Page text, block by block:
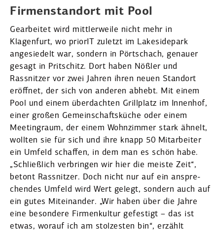
Firmen­standort mit Pool
Gearbeitet wird mittler­weile nicht mehr in
Klagenfurt, wo prior­IT zuletzt im Lakesi­depark
angesiedelt war, sondern in Pörtschach, genauer
gesagt in Prit­schitz. Dort haben Nößler und
Rassnitzer vor zwei Jahren ihren neuen Standort
eröffnet, der sich von anderen abhebt. Mit einem
Pool und einem überdachten Grill­platz im Innenhof,
einer großen Gemein­schafts­küche oder einem
Meetingraum, der einem Wohnzimmer stark ähnelt,
wollten sie für sich und ihre knapp 50 Mitar­beiter
ein Umfeld schaffen, in dem man es schön habe.
„Schließlich verbringen wir hier die meiste Zeit“,
betont Rassnitzer. Doch nicht nur auf ein anspre­
chendes Umfeld wird Wert gelegt, sondern auch auf
ein gutes Mitein­ander. „Wir haben über die Jahre
eine besondere Firmen­kultur gefes­tigt – das ist
etwas, worauf ich am stolzesten bin“, erzählt